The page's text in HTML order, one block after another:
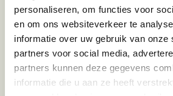
personaliseren, om functies voor
en om ons websiteverkeer te
informatie over uw gebruik van onze
partners voor social media,
partners kunnen deze gegevens
informatie die u aan ze heeft
Stijl Vintage |
Levertijd ca 2 weken
Reviews
0 reviews